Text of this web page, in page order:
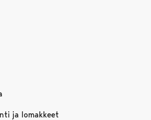
välilehdessä
Instagramissa
välilehdessä
Youtubessa
uudessa välilehdessä
ja lomakkeet